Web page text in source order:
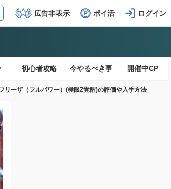
広告非表示 ポイ活
初心者攻略 今やるべき事 開催中CP
リーザ（フルパワー）(極限Z覚醒)の評価や入手方法